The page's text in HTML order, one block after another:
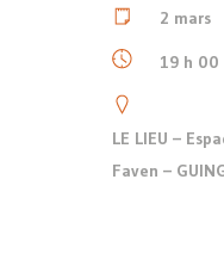
2 mars
19 h
LE LIEU –
Faven –